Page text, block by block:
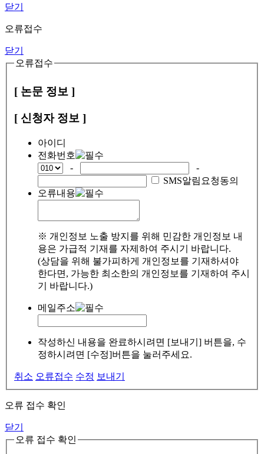
닫기
오류접수
닫기
오류접수
[ 논문 정보 ]
[ 신청자 정보 ]
아이디
전화번호
-
-
SMS알림요청동의
오류내용
※ 개인정보 노출 방지를 위해 민감한 개인정보 내
용은 가급적 기재를 자제하여 주시기 바랍니다.
(상담을 위해 불가피하게 개인정보를 기재하셔야
한다면, 가능한 최소한의 개인정보를 기재하여 주시
기 바랍니다.)
메일주소
작성하신 내용을 완료하시려면 [보내기] 버튼을, 수
정하시려면 [수정]버튼을 눌러주세요.
취소 오류접수 수정 보내기
오류 접수 확인
닫기
오류 접수 확인